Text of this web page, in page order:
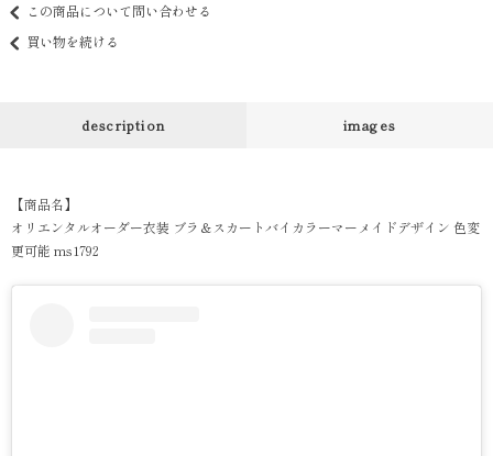
この商品について問い合わせる
買い物を続ける
description images
【商品名】
オリエンタルオーダー衣装 ブラ＆スカートバイカラーマーメイドデザイン 色変
更可能 ms1792